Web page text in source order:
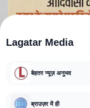
CORRECTIONS POLICY
Lagatar Media
बेहतर न्यूज़ अनुभव
ब्राउज़र में ही